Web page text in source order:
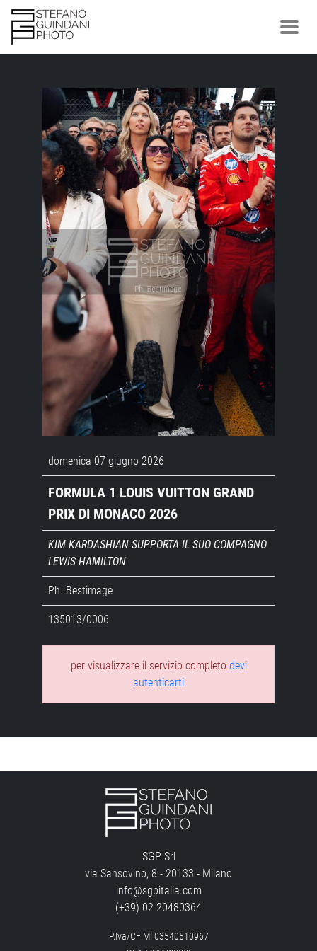
domenica 07 giugno 2026
FORMULA 1 LOUIS VUITTON GRAND
PRIX DI MONACO 2026
KIM KARDASHIAN SUPPORTA IL SUO COMPAGNO
LEWIS HAMILTON
Ph. Bestimage
135013/0006
per visualizzare il servizio completo devi
autenticarti
SGP Srl
via Sansovino, 8 - 20133 - Milano
info@sgpitalia.com
(+39) 02 20480364
P.Iva/CF MI 03540510967